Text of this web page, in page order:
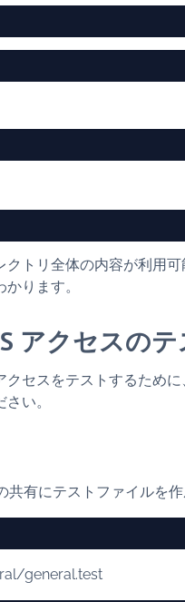
クトリ全体の内容が利用
ります。
アクセスの
クセスをテストするため
い。
有にテストファイルを作
general.test